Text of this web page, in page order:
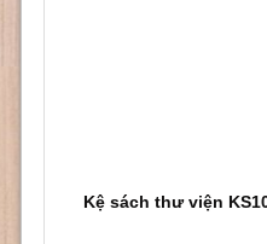
Kệ sách thư viện